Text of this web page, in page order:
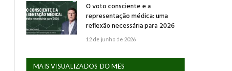
O voto consciente e a
representação médica: uma
reflexão necessária para 2026
12 de junho de 2026
MAIS VISUALIZADOS DO MÊS